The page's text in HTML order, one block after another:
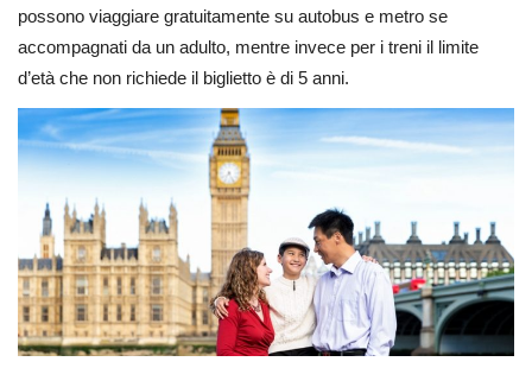
possono viaggiare gratuitamente su autobus e metro se
accompagnati da un adulto, mentre invece per i treni il limite
d’età che non richiede il biglietto è di 5 anni.